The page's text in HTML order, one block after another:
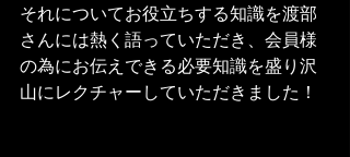
それについてお役立ちする知識を渡部
さんには熱く語っていただき、会員様
の為にお伝えできる必要知識を盛り沢
山にレクチャーしていただきました！